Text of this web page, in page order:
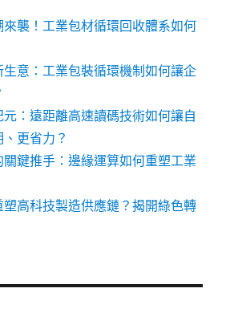
襲！工業包材循環回收體系如何
意：工業包裝循環機制如何讓企
：遠距離高速讀碼技術如何讓自
更省力？
鍵推手：邊緣運算如何重塑工業
高科技製造供應鏈？揭開綠色轉